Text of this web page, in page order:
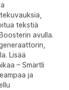
tekstiä
avulla.
Lisää
– Smartli
ja